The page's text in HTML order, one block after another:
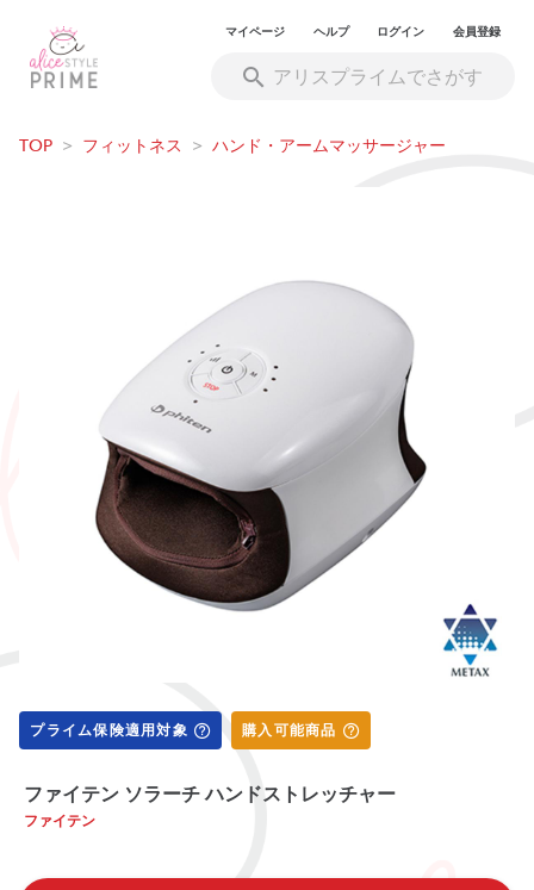
マイページ ヘルプ ログイン 会員登録
TOP > フィットネス > ハンド・アームマッサージャー
プライム保険適用対象 購入可能商品
ファイテン ソラーチ ハンドストレッチャー
ファイテン